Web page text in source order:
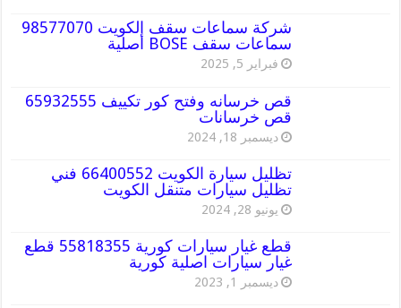
شركة سماعات سقف الكويت 98577070
سماعات سقف BOSE أصلية
فبراير 5, 2025
قص خرسانه وفتح كور تكييف 65932555
قص خرسانات
ديسمبر 18, 2024
تظليل سيارة الكويت 66400552 فني
تظليل سيارات متنقل الكويت
يونيو 28, 2024
قطع غيار سيارات كورية 55818355 قطع
غيار سيارات اصلية كورية
ديسمبر 1, 2023